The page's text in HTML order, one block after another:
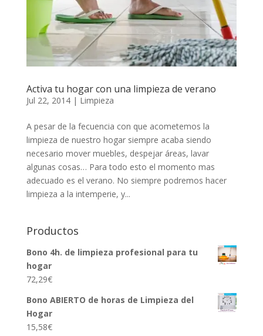
Activa tu hogar con una limpieza de verano
Jul 22, 2014| Limpieza
A pesar de la fecuencia con que acometemos la
limpieza de nuestro hogar siempre acaba siendo
necesario mover muebles, despejar áreas, lavar
algunas cosas… Para todo esto el momento mas
adecuado es el verano. No siempre podremos hacer
limpieza a la intemperie, y...
Productos
Bono 4h. de limpieza profesional para tu
hogar
72,29€
Bono ABIERTO de horas de Limpieza del
Hogar
15,58€